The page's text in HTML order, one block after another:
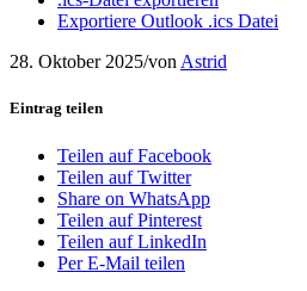
Exportiere Outlook .ics Datei
28. Oktober 2025/von Astrid
Eintrag teilen
Teilen auf Facebook
Teilen auf Twitter
Share on WhatsApp
Teilen auf Pinterest
Teilen auf LinkedIn
Per E-Mail teilen